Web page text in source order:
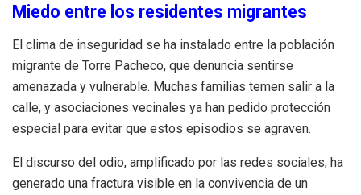
Miedo entre los residentes migrantes
El clima de inseguridad se ha instalado entre la población
migrante de Torre Pacheco, que denuncia sentirse
amenazada y vulnerable. Muchas familias temen salir a la
calle, y asociaciones vecinales ya han pedido protección
especial para evitar que estos episodios se agraven.
El discurso del odio, amplificado por las redes sociales, ha
generado una fractura visible en la convivencia de un